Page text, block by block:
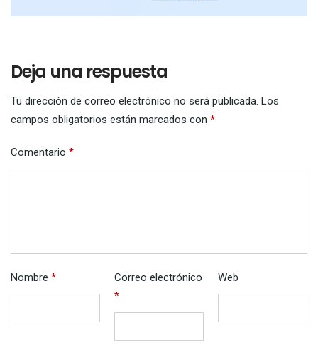
Deja una respuesta
Tu dirección de correo electrónico no será publicada. Los
campos obligatorios están marcados con *
Comentario *
Nombre *
Correo electrónico
*
Web